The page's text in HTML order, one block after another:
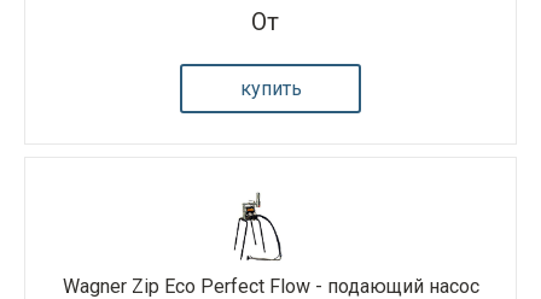
От
купить
Wagner Zip Eco Perfect Flow - подающий насос